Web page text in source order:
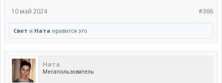
#366
10 май 2024
Свет и Ната нравится это.
Ната
Мегапользователь